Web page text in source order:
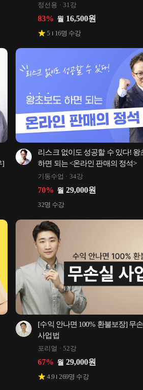
정선용 31강
83% 월 16,500원
5 16명 수강
]
리스크 없이도 성공할 수 있다! 왕
하면 되는 <온라인 판매의 정석>
기동수업 34강
70% 월 29,000원
32명 수강
[수익 안나면 100% 환불보장] 무
사업법
포리얼 52강
67% 월 29,000원
4.9 269명 수강